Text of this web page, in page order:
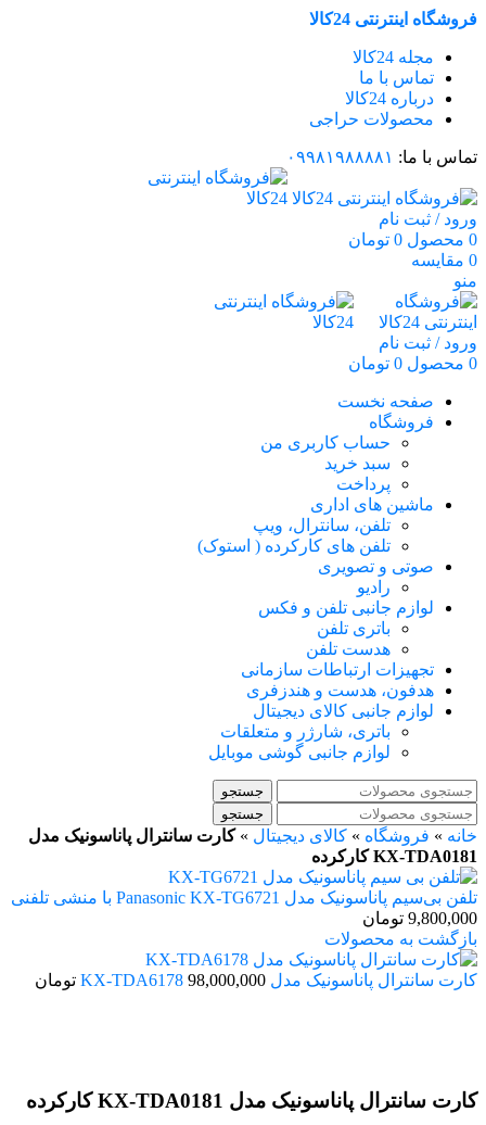
فروشگاه اینترنتی 24کالا
مجله 24کالا
تماس با ما
درباره 24کالا
محصولات حراجی
تماس با ما: ۰۹۹۸۱۹۸۸۸۸۱
ورود / ثبت نام
0 محصول 0 تومان
0 مقایسه
منو
ورود / ثبت نام
0 محصول 0 تومان
صفحه نخست
فروشگاه
حساب کاربری من
سبد خرید
پرداخت
ماشین های اداری
تلفن، سانترال، ویپ
تلفن های کارکرده ( استوک)
صوتی و تصویری
رادیو
لوازم جانبی تلفن و فکس
باتری تلفن
هدست تلفن
تجهیزات ارتباطات سازمانی
هدفون، هدست و هندزفری
لوازم جانبی کالای دیجیتال
باتری، شارژر و متعلقات
لوازم جانبی گوشی موبایل
جستجو
جستجو
خانه » فروشگاه » کالای دیجیتال »کارت سانترال پاناسونیک مدل
KX-TDA0181 کارکرده
تلفن بی‌سیم پاناسونیک مدل Panasonic KX-TG6721 با منشی تلفنی
9,800,000 تومان
بازگشت به محصولات
کارت سانترال پاناسونیک مدل KX-TDA6178 98,000,000
تومان
کارت سانترال پاناسونیک مدل KX-TDA0181 کارکرده